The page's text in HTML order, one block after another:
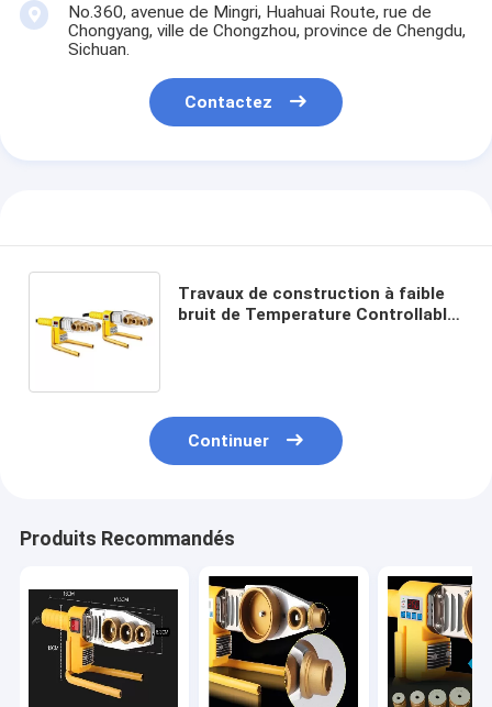
No.360, avenue de Mingri, Huahuai Route, rue de
Chongyang, ville de Chongzhou, province de Chengdu,
Sichuan.
Contactez
Travaux de construction à faible
bruit de Temperature Controllable
Continuer
Produits Recommandés